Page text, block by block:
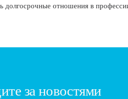
долгосрочные отношения в
за новостями